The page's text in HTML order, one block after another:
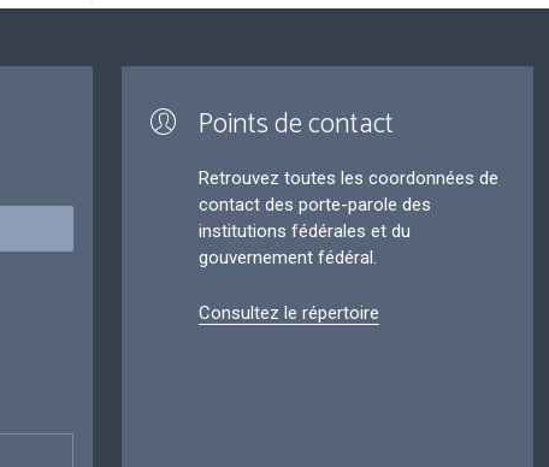
Points de contact
Retrouvez toutes les coordonnées de
contact des porte-parole des
institutions fédérales et du
gouvernement fédéral.
Consultez le répertoire